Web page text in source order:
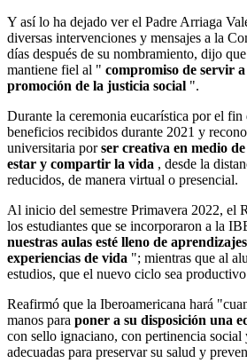
Y así lo ha dejado ver el Padre Arriaga
diversas intervenciones y mensajes a la
días después de su nombramiento, dijo
mantiene fiel al " compromiso de servir
promoción de la justicia social ".
Durante la ceremonia eucarística por el fin
beneficios recibidos durante 2021 y
universitaria porser creativa en medio
estar y compartir la vida , desde la
reducidos, de manera virtual o presencial.
Al inicio del semestre Primavera 2022, el
los estudiantes que se incorporaron a la
nuestras aulas esté lleno de
experiencias de vida "; mientras que al
estudios, que el nuevo ciclo sea
Reafirmó que la Iberoamericana hará
manos para poner a su disposición una
con sello ignaciano, con pertinencia social
adecuadas para preservar su salud y